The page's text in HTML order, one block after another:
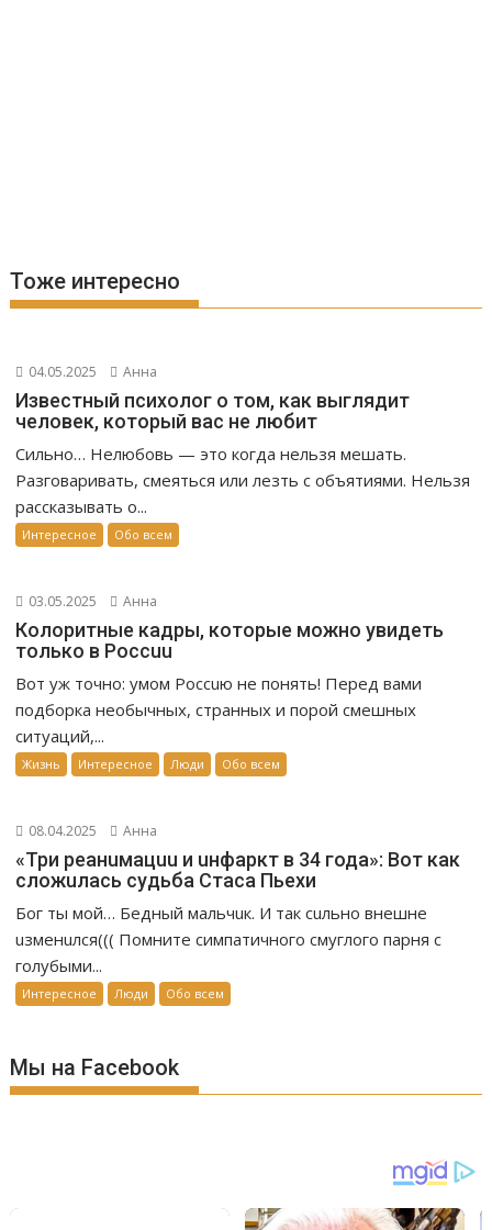
Тоже интересно
04.05.2025 Анна
Известный психолог о том, как выглядит
человек, который вас не любит
Сильно… Нелюбовь — это когда нельзя мешать.
Разговаривать, смеяться или лезть с объятиями. Нельзя
рассказывать о...
Интересное Обо всем
03.05.2025 Анна
Колоритные кадры, которые можно увидеть
только в Россuu
Вот уж точно: умом Россuю не понять! Перед вами
подборка необычных, странных и порой смешных
ситуаций,...
Жизнь Интересное Люди Обо всем
08.04.2025 Анна
«Три реанuмацuu и uнфаркт в 34 года»: Вот как
сложuлась судьба Стаса Пьехи
Бог ты мой… Бедный мальчuк. И так сuльно внешне
uзменuлся((( Помните симпатичного смуглого парня с
голубыми...
Интересное Люди Обо всем
Мы на Facebook